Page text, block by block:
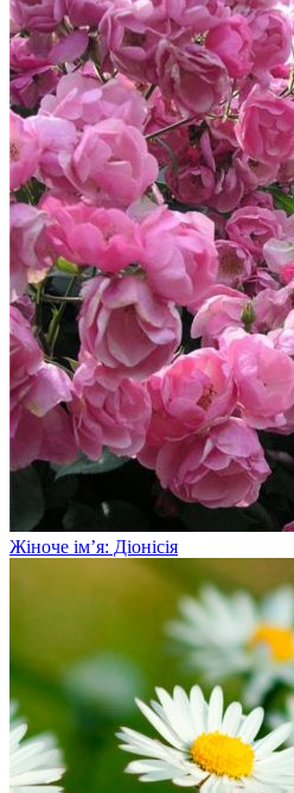
Жіноче ім’я: Діонісія